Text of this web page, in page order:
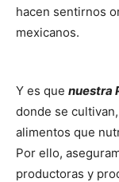
hacen sentirnos
mexicanos.
Y es que nuestra
donde se
alimentos que
Por ello,
productoras y